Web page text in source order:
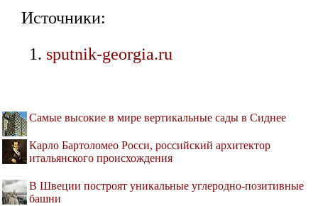
Источники:
sputnik-georgia.ru
Самые высокие в мире вертикальные сады в Сиднее
Карло Бартоломео Росси, российский архитектор
итальянского происхождения
В Швеции построят уникальные углеродно-позитивные
башни